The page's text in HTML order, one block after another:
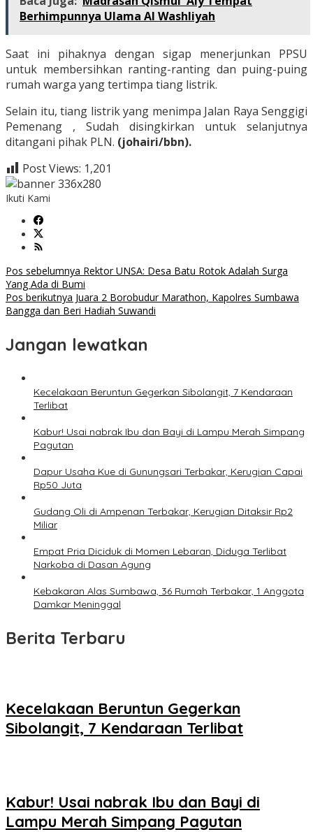
Berhimpunnya Ulama Al Washliyah
Saat ini pihaknya dengan sigap menerjunkan PPSU
untuk membersihkan ranting-ranting dan puing-puing
rumah warga yang tertimpa tiang listrik.
Selain itu, tiang listrik yang menimpa Jalan Raya Senggigi
Pemenang , Sudah disingkirkan untuk selanjutnya
ditangani pihak PLN. (johairi/bbn).
Post Views: 1,201
Ikuti Kami
Navigasi
pos
Pos sebelumnya Rektor UNSA: Desa Batu Rotok Adalah Surga
Yang Ada di Bumi
Pos berikutnya Juara 2 Borobudur Marathon, Kapolres Sumbawa
Bangga dan Beri Hadiah Suwandi
Jangan lewatkan
Kecelakaan Beruntun Gegerkan Sibolangit, 7 Kendaraan
Terlibat
Kabur! Usai nabrak Ibu dan Bayi di Lampu Merah Simpang
Pagutan
Dapur Usaha Kue di Gunungsari Terbakar, Kerugian Capai
Rp50 Juta
Gudang Oli di Ampenan Terbakar, Kerugian Ditaksir Rp2
Miliar
Empat Pria Diciduk di Momen Lebaran, Diduga Terlibat
Narkoba di Dasan Agung
Kebakaran Alas Sumbawa, 36 Rumah Terbakar, 1 Anggota
Damkar Meninggal
Berita Terbaru
Kecelakaan Beruntun Gegerkan
Sibolangit, 7 Kendaraan Terlibat
Kabur! Usai nabrak Ibu dan Bayi di
Lampu Merah Simpang Pagutan